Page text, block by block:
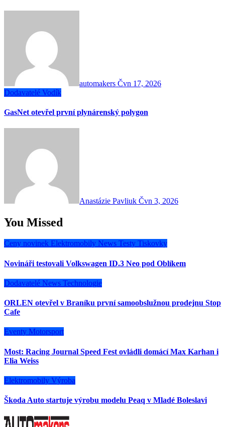
automakers Čvn 17, 2026
Dodavatelé Vodík
GasNet otevřel první plynárenský polygon
Anastázie Pavliuk Čvn 3, 2026
You Missed
Ceny novinek Elektromobily News Testy Tiskovky
Novináři testovali Volkswagen ID.3 Neo pod Oblíkem
Dodavatelé News Technologie
ORLEN otevřel v Braníku první samoobslužnou prodejnu Stop
Cafe
Eventy Motorsport
Most: Racing Journal Speed Fest ovládli domácí Max Karhan i
Elia Weiss
Elektromobily Výroba
Škoda Auto startuje výrobu modelu Peaq v Mladé Boleslavi